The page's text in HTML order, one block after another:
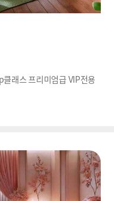
래스 프리미엄급 VIP전용